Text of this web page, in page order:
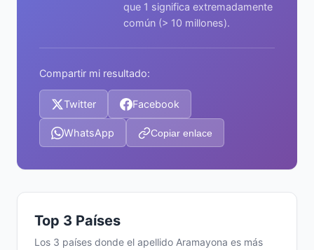
que 1 significa extremadamente
común (> 10 millones).
Compartir mi resultado:
Twitter Facebook
WhatsApp Copiar enlace
Top 3 Países
Los 3 países donde el apellido Aramayona es más